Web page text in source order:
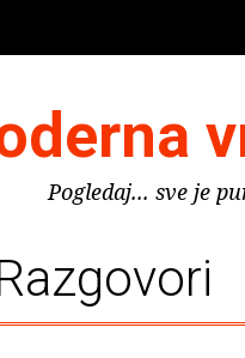
Pogledaj... sve je